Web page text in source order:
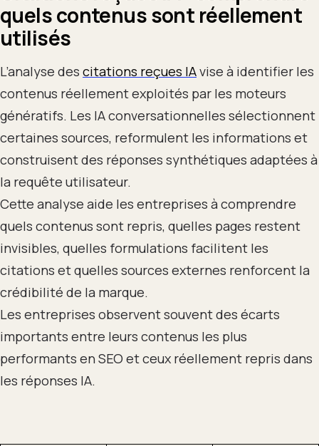
quels contenus sont réellement
utilisés
L’analyse des citations reçues IAvise à identifier les
contenus réellement exploités par les moteurs
génératifs. Les IA conversationnelles sélectionnent
certaines sources, reformulent les informations et
construisent des réponses synthétiques adaptées à
la requête utilisateur.
Cette analyse aide les entreprises à comprendre
quels contenus sont repris, quelles pages restent
invisibles, quelles formulations facilitent les
citations et quelles sources externes renforcent la
crédibilité de la marque.
Les entreprises observent souvent des écarts
importants entre leurs contenus les plus
performants en SEO et ceux réellement repris dans
les réponses IA.